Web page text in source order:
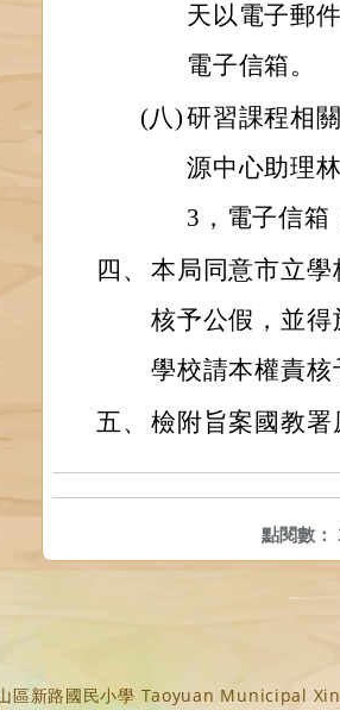
天以電子郵
電子信箱。
(八)研習課程相
源中心助理
3，電子信箱
四、 本局同意市立學
核予公假，並
學校請本權責核
五、 檢附旨案國教署
點閱數：
區新路國民小學 Taoyuan Municipal